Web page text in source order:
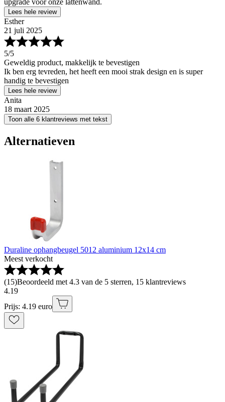
upgrade voor onze lattenwand.
Lees hele review
Esther
21 juli 2025
5/5
Geweldig product, makkelijk te bevestigen
Ik ben erg tevreden, het heeft een mooi strak design en is super
handig te bevestigen
Lees hele review
Anita
18 maart 2025
Toon alle 6 klantreviews met tekst
Alternatieven
Duraline ophangbeugel 5012 aluminium 12x14 cm
Meest verkocht
(15)Beoordeeld met 4.3 van de 5 sterren, 15 klantreviews
4.19
Prijs: 4.19 euro